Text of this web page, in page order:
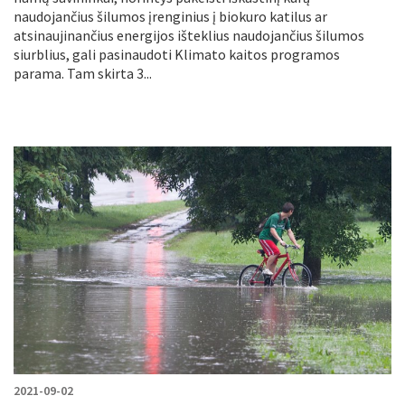
naudojančius šilumos įrenginius į biokuro katilus ar
atsinaujinančius energijos išteklius naudojančius šilumos
siurblius, gali pasinaudoti Klimato kaitos programos
parama. Tam skirta 3...
2021-09-02